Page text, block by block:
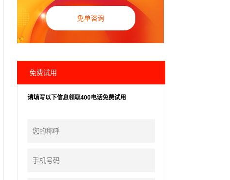
免单咨询
免费试用
请填写以下信息领取400电话免费试用